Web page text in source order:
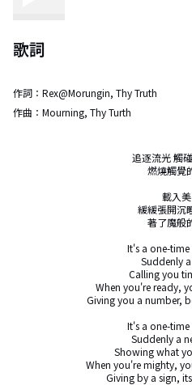
歌詞
作詞： Rex@Morungin, Thy Truth
作曲： Mourning, Thy Turth
追逐流光 觸
燃燒觸覺
載入
緩緩張開沉
著了魔般
It's a one-
Suddenly
Calling you
When you're ready,
Giving you a number,
It's a one-
Suddenly a
Showing what
When you're mighty,
Giving by a sign,